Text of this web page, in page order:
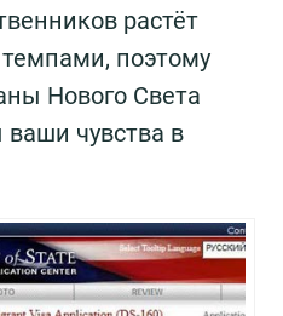
растёт
поэтому
Нового Света
чувства в